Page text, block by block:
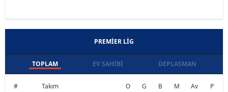
PREMIER LIG
TOPLAM EV SAHIBI DEPLASMAN
# Takım O G B M Av P